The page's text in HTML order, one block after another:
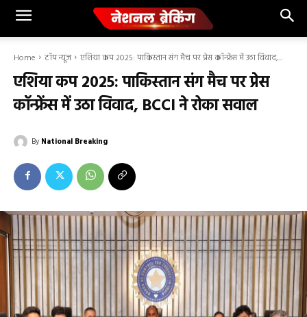
Home टॉप न्यूज एशिया कप 2025: पाकिस्तान संग मैच पर प्रेस कॉन्फ्रेंस में उठा विवाद,...
एशिया कप 2025: पाकिस्तान संग मैच पर प्रेस
कॉन्फ्रेंस में उठा विवाद, BCCI ने रोका सवाल
By National Breaking